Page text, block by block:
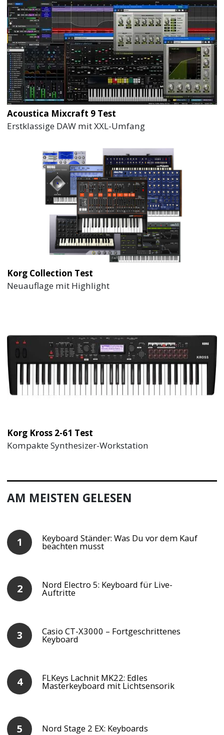
Acoustica Mixcraft 9 Test
Erstklassige DAW mit XXL-Umfang
Korg Collection Test
Neuauflage mit Highlight
Korg Kross 2-61 Test
Kompakte Synthesizer-Workstation
AM MEISTEN GELESEN
Keyboard Ständer: Was Du vor dem Kauf
beachten musst
Nord Electro 5: Keyboard für Live-
Auftritte
Casio CT-X3000 – Fortgeschrittenes
Keyboard
FLKeys Lachnit MK22: Edles
Masterkeyboard mit Lichtsensorik
Nord Stage 2 EX: Keyboards